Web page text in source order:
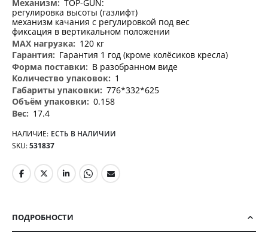
TOP-GUN:
регулировка высоты (газлифт)
механизм качания с регулировкой под вес
фиксация в вертикальном положении
120 кг
Гарантия 1 год (кроме колёсиков кресла)
В разобранном виде
1
776*332*625
0.158
17.4
НАЛИЧИЕ: ЕСТЬ В НАЛИЧИИ
SKU 531837
ПОДРОБНОСТИ